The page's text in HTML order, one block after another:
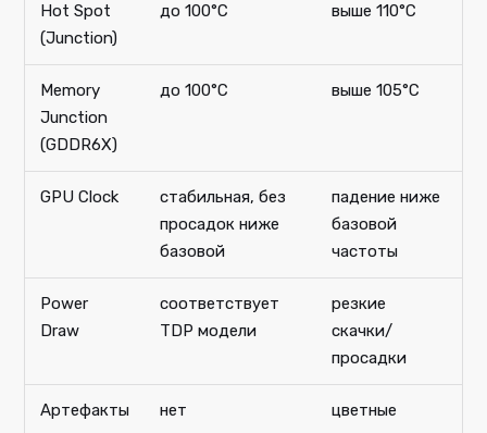
Hot Spot
(Junction)
до 100°C выше 110°C
Memory
Junction
(GDDR6X)
до 100°C выше 105°C
GPU Clock
стабильная, без
просадок ниже
базовой
падение ниже
базовой
частоты
Power
Draw
соответствует
TDP модели
резкие
скачки/
просадки
Артефакты
нет
цветные